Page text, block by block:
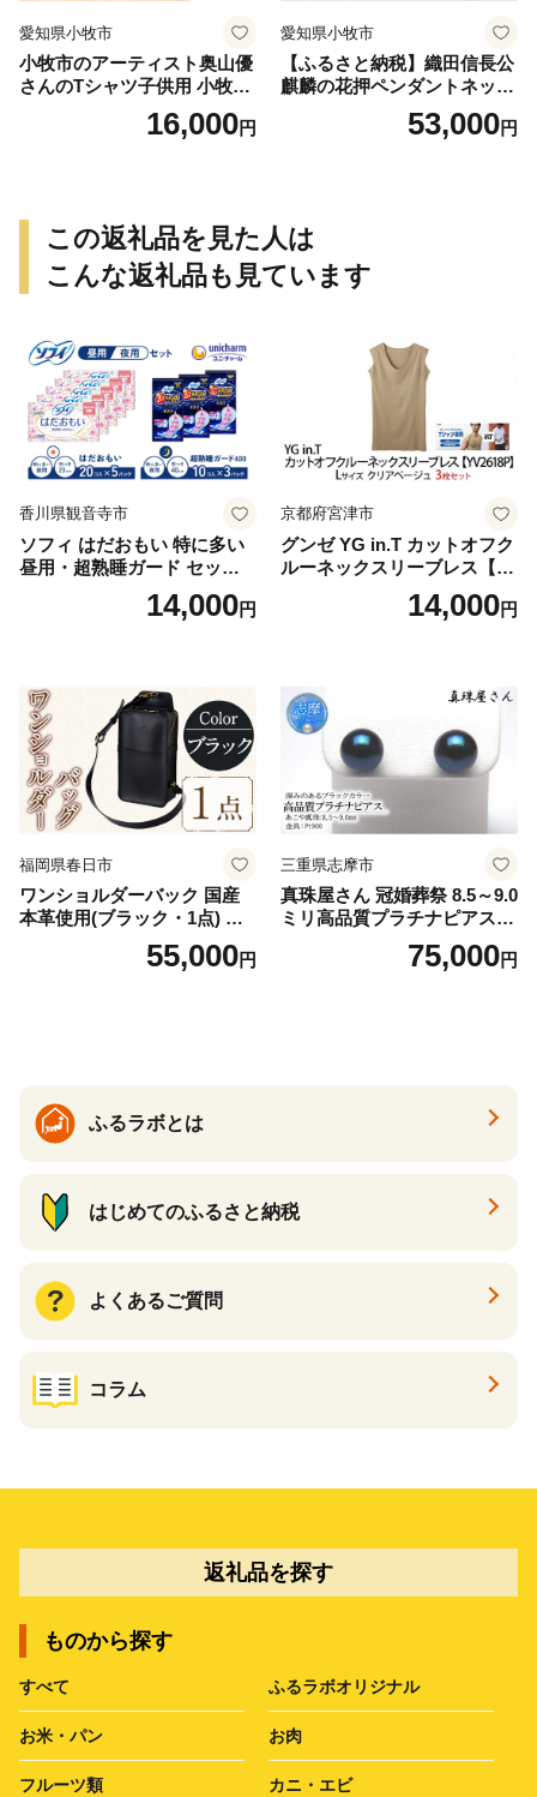
愛知県小牧市
小牧市のアーティスト奥山優
さんのTシャツ子供用 小牧市
16,000円
愛知県小牧市
【ふるさと納税】織田信長公
麒麟の花押ペンダントネック
53,000円
この返礼品を見た人は
こんな返礼品も見ています
香川県観音寺市
ソフィ はだおもい 特に多い
昼用・超熟睡ガード セット
羽付き ナプキン 生理用品 サ
ニタリー ユニ・チャーム
14,000円
京都府宮津市
グンゼ YG in.T カットオフク
ルーネックスリーブレス【Y
V2618P】Lサイズ クリアベ
ージュ3枚セット [№5716-04
14,000円
福岡県春日市
ワンショルダーバック 国産
本革使用(ブラック・1点) 鞄
バック バッグ カバン レザー
国産 日本製 牛革 黒 革 革製
55,000円
三重県志摩市
真珠屋さん 冠婚葬祭 8.5～9.0
ミリ高品質プラチナピアス P
t900 志摩産アコヤ真珠 ブラ
ックパール 黒真珠75,000円
ふるラボとは
はじめてのふるさと納税
よくあるご質問
コラム
返礼品を探す
ものから探す
すべて ふるラボオリジナル
お米・パン お肉
フルーツ類 カニ・エビ